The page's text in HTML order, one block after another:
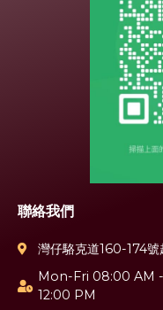
聯絡我們
灣仔駱克道160-174號
Mon-Fri 08:00 AM
12:00 PM